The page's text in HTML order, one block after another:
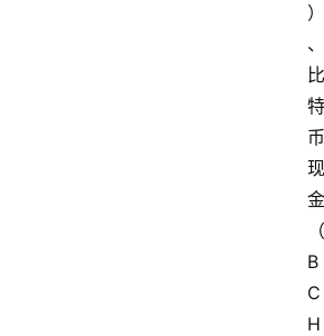
）
、
比
特
币
现
金
（
B
C
H